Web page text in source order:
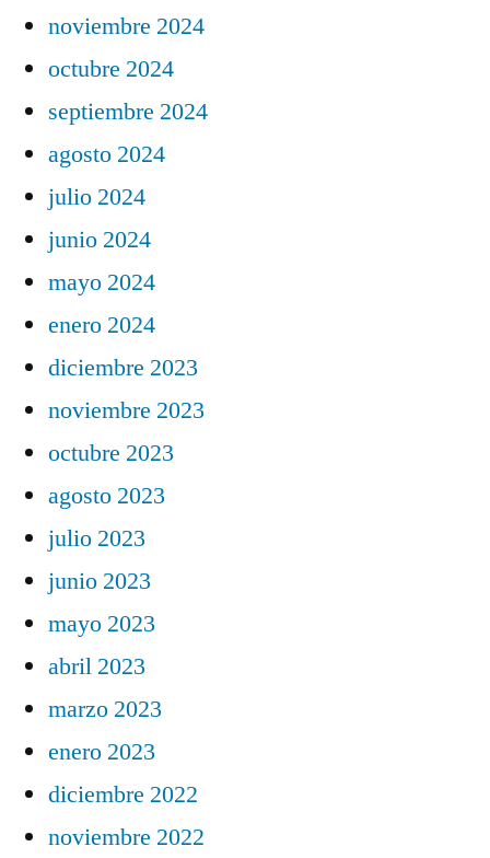
noviembre 2024
octubre 2024
septiembre 2024
agosto 2024
julio 2024
junio 2024
mayo 2024
enero 2024
diciembre 2023
noviembre 2023
octubre 2023
agosto 2023
julio 2023
junio 2023
mayo 2023
abril 2023
marzo 2023
enero 2023
diciembre 2022
noviembre 2022